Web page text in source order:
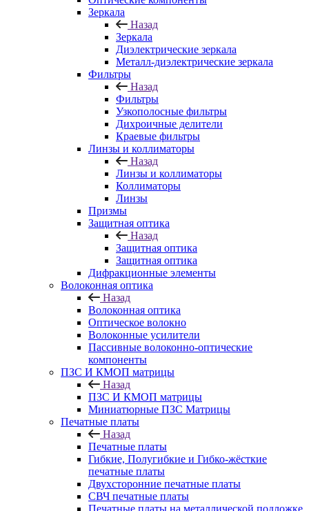
Зеркала
Назад
Зеркала
Диэлектрические зеркала
Металл-диэлектрические зеркала
Фильтры
Назад
Фильтры
Узкополосные фильтры
Дихроичные делители
Краевые фильтры
Линзы и коллиматоры
Назад
Линзы и коллиматоры
Коллиматоры
Линзы
Призмы
Защитная оптика
Назад
Защитная оптика
Защитная оптика
Дифракционные элементы
Волоконная оптика
Назад
Волоконная оптика
Оптическое волокно
Волоконные усилители
Пассивные волоконно-оптические
компоненты
ПЗС И КМОП матрицы
Назад
ПЗС И КМОП матрицы
Миниатюрные ПЗС Матрицы
Печатные платы
Назад
Печатные платы
Гибкие, Полугибкие и Гибко-жёсткие
печатные платы
Двухсторонние печатные платы
СВЧ печатные платы
Печатные платы на металлической подложке